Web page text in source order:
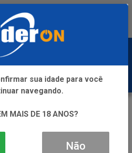
sua idade para você
navegando.
MAIS DE 18 ANOS?
Não